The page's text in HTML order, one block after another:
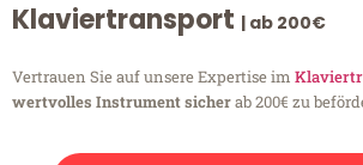
Klaviertransport | ab 200€
Vertrauen Sie auf unsere Expertise im
wertvolles Instrument sicherab 200€ zu